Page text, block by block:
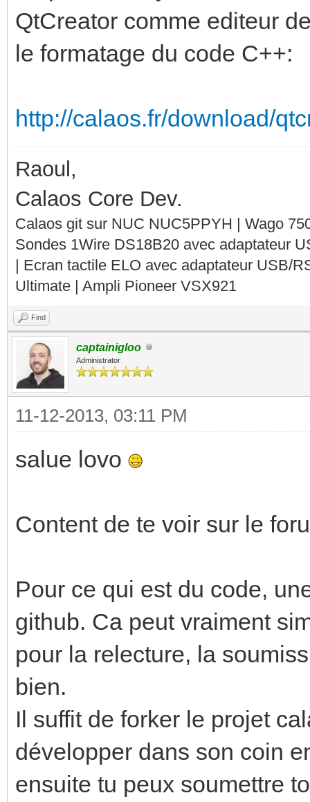
QtCreator comme editeur
le formatage du code C++:
http://calaos.fr/download/
Raoul,
Calaos Core Dev.
Calaos git sur NUC NUC5PPYH | Wago
Sondes 1Wire DS18B20 avec adaptateur
| Ecran tactile ELO avec adaptateur USB/
Ultimate | Ampli Pioneer VSX921
Find
captainigloo
Administrator
11-12-2013, 03:11 PM
salue lovo
Content de te voir sur le
Pour ce qui est du code,
github. Ca peut vraiment
pour la relecture, la
bien.
Il suffit de forker le projet
développer dans son coin
ensuite tu peux soumettre